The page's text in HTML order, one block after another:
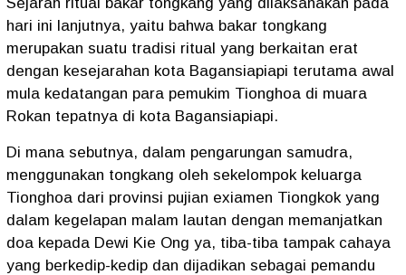
hari ini lanjutnya, yaitu bahwa bakar tongkang
merupakan suatu tradisi ritual yang berkaitan erat
dengan kesejarahan kota Bagansiapiapi terutama awal
mula kedatangan para pemukim Tionghoa di muara
Rokan tepatnya di kota Bagansiapiapi.
Di mana sebutnya, dalam pengarungan samudra,
menggunakan tongkang oleh sekelompok keluarga
Tionghoa dari provinsi pujian exiamen Tiongkok yang
dalam kegelapan malam lautan dengan memanjatkan
doa kepada Dewi Kie Ong ya, tiba-tiba tampak cahaya
yang berkedip-kedip dan dijadikan sebagai pemandu